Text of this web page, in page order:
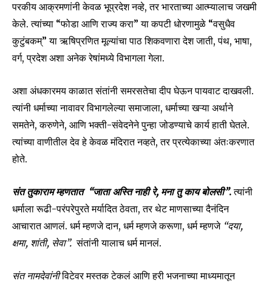
परकीय आक्रमणांनी केवळ भूप्रदेश नव्हे, तर भारताच्या आत्म्यालाच जखमी
केले. त्यांच्या “फोडा आणि राज्य करा” या कपटी धोरणामुळे “वसुधैव
कुटुंबकम्” या ऋषिप्रणित मूल्यांचा पाठ शिकवणारा देश जाती, पंथ, भाषा,
वर्ग, प्रदेश अशा अनेक रेषांमध्ये विभागला गेला.
अशा अंधकारमय काळात संतांनी समरसतेचा दीप घेऊन पायवाट दाखवली.
त्यांनी धर्माच्या नावावर विभागलेल्या समाजाला, धर्माच्या खऱ्या अर्थाने
समतेने, करुणेने, आणि भक्ती-संवेदनेने पुन्हा जोडण्याचे कार्य हाती घेतले.
त्यांच्या वाणीतील देव हे केवळ मंदिरात नव्हते, तर प्रत्येकाच्या अंतःकरणात
होते.
संत तुकाराम म्हणतात “जाता अस्ति नाही रे, मना तु काय बोलसी”.त्यांनी
धर्माला रूढी-परंपरेपुरते मर्यादित ठेवता, तर थेट माणसाच्या दैनंदिन
आचारात आणलं. धर्म म्हणजे दान, धर्म म्हणजे करूणा, धर्म म्हणजे “दया,
क्षमा, शांती, सेवा”. संतांनी यालाच धर्म मानलं.
संत नामदेवांनीविटेवर मस्तक टेकलं आणि हरी भजनाच्या माध्यमातून